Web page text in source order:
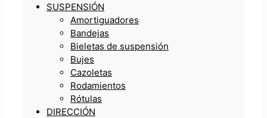
SUSPENSIÓN
Amortiguadores
Bandejas
Bieletas de suspensión
Bujes
Cazoletas
Rodamientos
Rótulas
DIRECCIÓN